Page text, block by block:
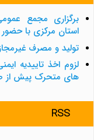
برگزاری مجمع
استان مرکزی با حضور ۶۲۷ نفر از مهندسان ۱۴۰۵/۰۵/۱۴
تولید و مصرف
لزوم اخذ تاییدیه
های متحرک پیش از
RSS